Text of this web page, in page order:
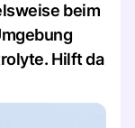
beim
Hilft da